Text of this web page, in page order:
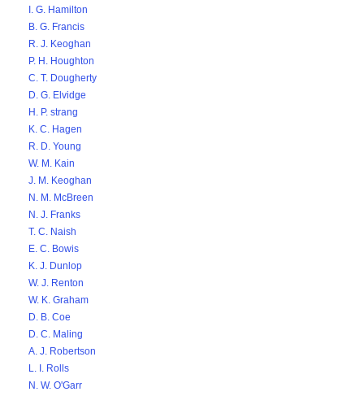
I. G. Hamilton
B. G. Francis
R. J. Keoghan
P. H. Houghton
C. T. Dougherty
D. G. Elvidge
H. P. strang
K. C. Hagen
R. D. Young
W. M. Kain
J. M. Keoghan
N. M. McBreen
N. J. Franks
T. C. Naish
E. C. Bowis
K. J. Dunlop
W. J. Renton
W. K. Graham
D. B. Coe
D. C. Maling
A. J. Robertson
L. I. Rolls
N. W. O'Garr